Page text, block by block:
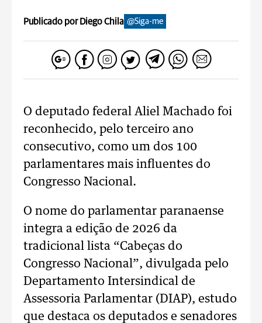
Publicado por Diego Chila @Siga-me
O deputado federal Aliel Machado foi
reconhecido, pelo terceiro ano
consecutivo, como um dos 100
parlamentares mais influentes do
Congresso Nacional.
O nome do parlamentar paranaense
integra a edição de 2026 da
tradicional lista “Cabeças do
Congresso Nacional”, divulgada pelo
Departamento Intersindical de
Assessoria Parlamentar (DIAP), estudo
que destaca os deputados e senadores